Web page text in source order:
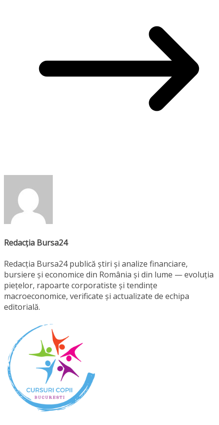
Redacția Bursa24
Redacția Bursa24 publică știri și analize financiare,
bursiere și economice din România și din lume — evoluția
piețelor, rapoarte corporatiste și tendințe
macroeconomice, verificate și actualizate de echipa
editorială.